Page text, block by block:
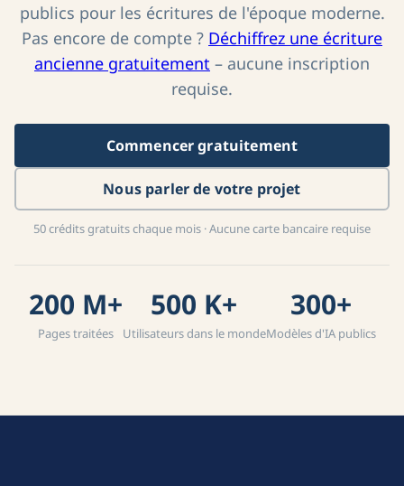
publics pour les écritures de l'époque moderne.
Pas encore de compte ? Déchiffrez une écriture
ancienne gratuitement – aucune inscription
requise.
Commencer gratuitement
Nous parler de votre projet
50 crédits gratuits chaque mois · Aucune carte bancaire requise
200 M+
Pages traitées
500 K+
Utilisateurs dans le monde
300+
Modèles d'IA publics